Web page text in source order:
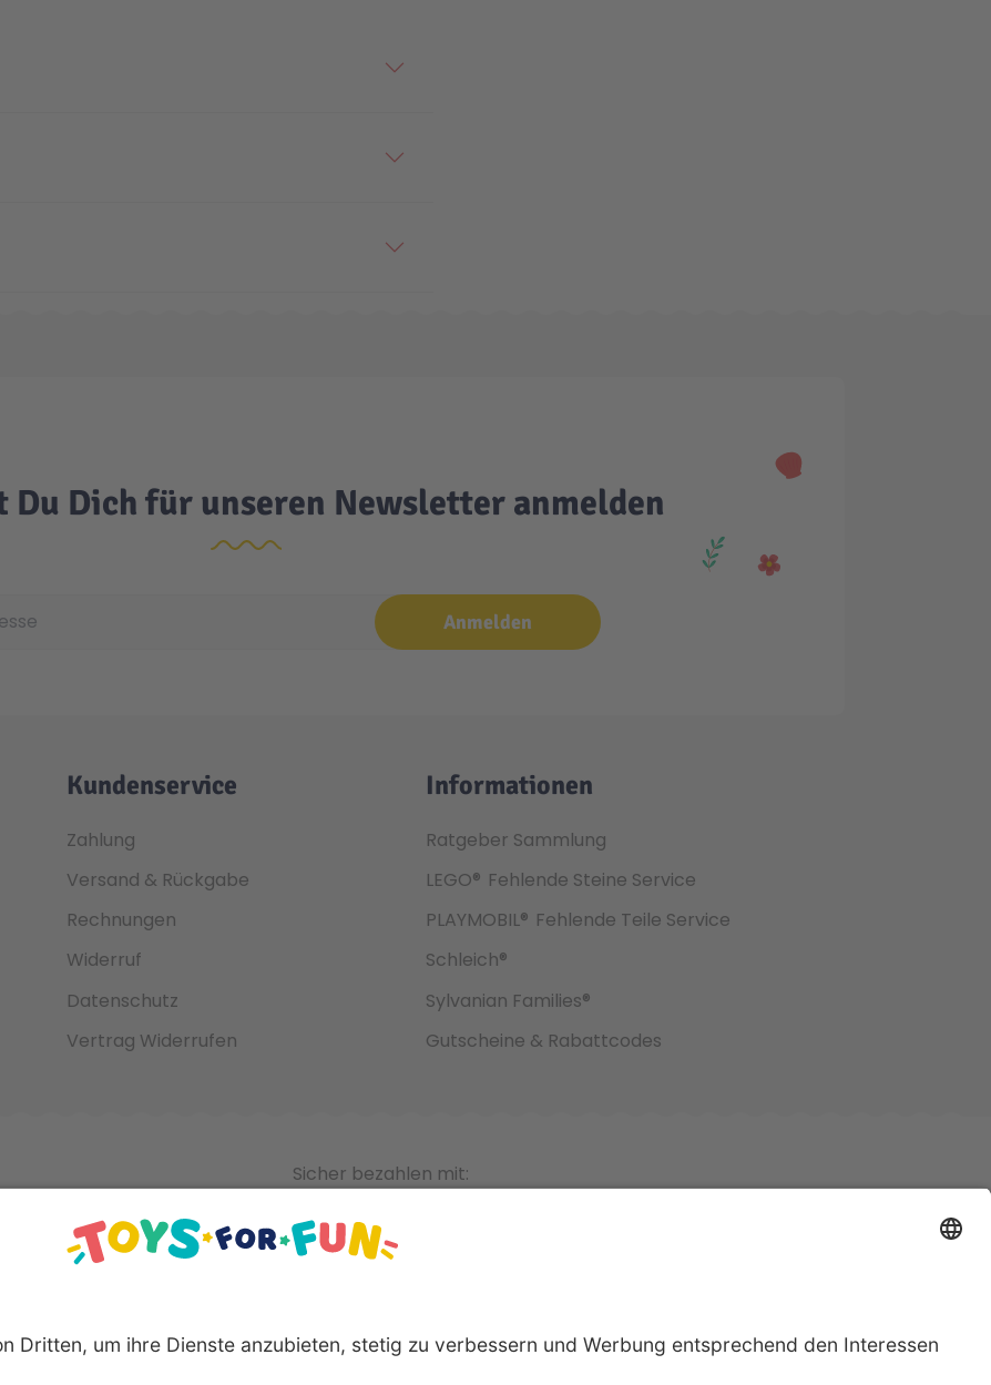
Du Dich für unseren Newsletter anmelden
Anmelden
Kundenservice
Zahlung
Versand & Rückgabe
Rechnungen
Widerruf
Datenschutz
Vertrag Widerrufen
Informationen
Ratgeber Sammlung
LEGO® Fehlende Steine Service
PLAYMOBIL® Fehlende Teile Service
Schleich®
Sylvanian Families®
Gutscheine & Rabattcodes
Sicher bezahlen mit: